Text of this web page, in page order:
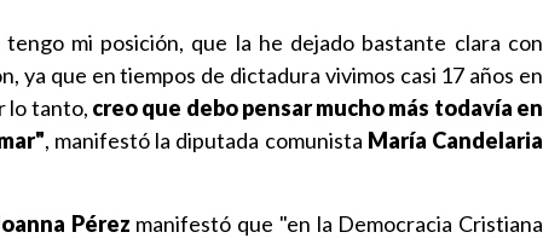
mi posición, que la he dejado bastante clara con
ya que en tiempos de dictadura vivimos casi 17 años en
lo tanto, creo que debo pensar mucho más todavía en
, manifestó la diputada comunista María Candelaria
Pérez manifestó que "en la Democracia Cristiana